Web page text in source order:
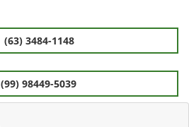
(63) 3484-1148
(99) 98449-5039